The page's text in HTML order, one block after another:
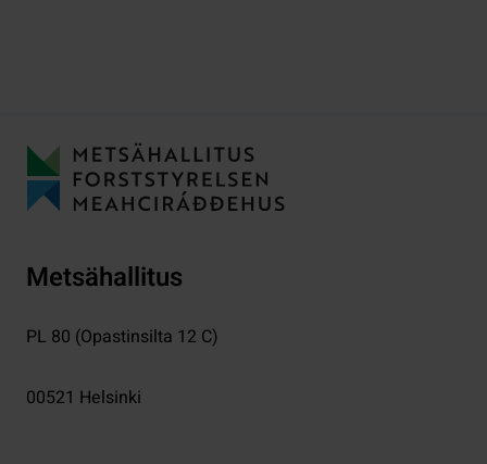
Metsähallitus
PL 80 (Opastinsilta 12 C)
00521 Helsinki